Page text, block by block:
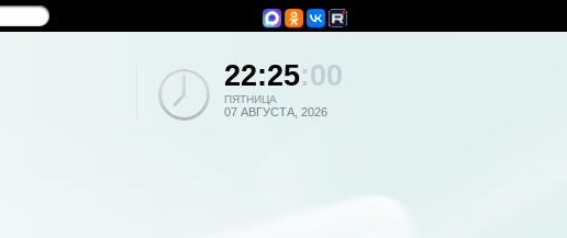
22:25:00
ПЯТНИЦА
07 АВГУСТА, 2026